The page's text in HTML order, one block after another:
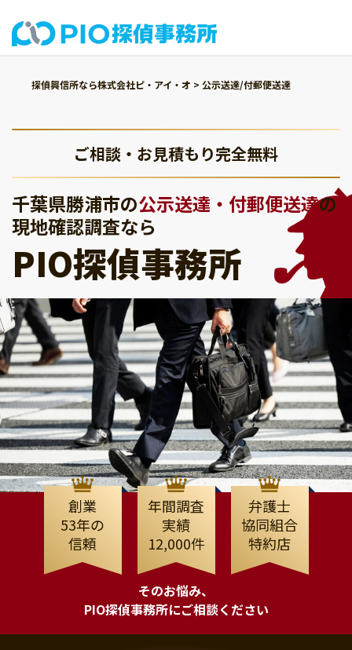
探偵興信所なら株式会社ピ・アイ・オ > 公示送達/付郵便送達
ご相談・お見積もり完全無料
千葉県勝浦市の公示送達・付郵便送達の
現地確認調査なら
PIO探偵事務所
創業
53年の
信頼
年間調査
実績
12,000件
弁護士
協同組合
特約店
そのお悩み、
PIO探偵事務所にご相談ください